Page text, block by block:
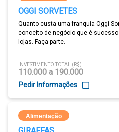
OGGI SORVETES
Quanto custa uma franquia Oggi
conceito de negócio que é
lojas. Faça parte.
INVESTIMENTO TOTAL (R$)
110.000 a 190.000
Pedir Informações
Alimentação